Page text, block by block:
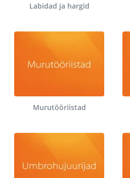
Labidad ja hargid
Murutööriistad